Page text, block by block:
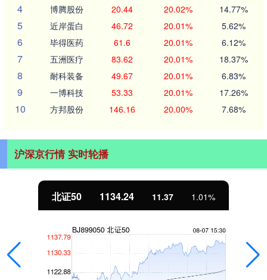
4 博腾股份 20.44 20.02% 14.77%
5 近岸蛋白 46.72 20.01% 5.62%
6 毕得医药 61.6 20.01% 6.12%
7 五洲医疗 83.62 20.01% 18.37%
8 耐科装备 49.67 20.01% 6.83%
9 一博科技 53.33 20.01% 17.26%
10 方邦股份 146.16 20.00% 7.68%
沪深京行情 实时轮播
北证50 1134.24 11.37 1.01%